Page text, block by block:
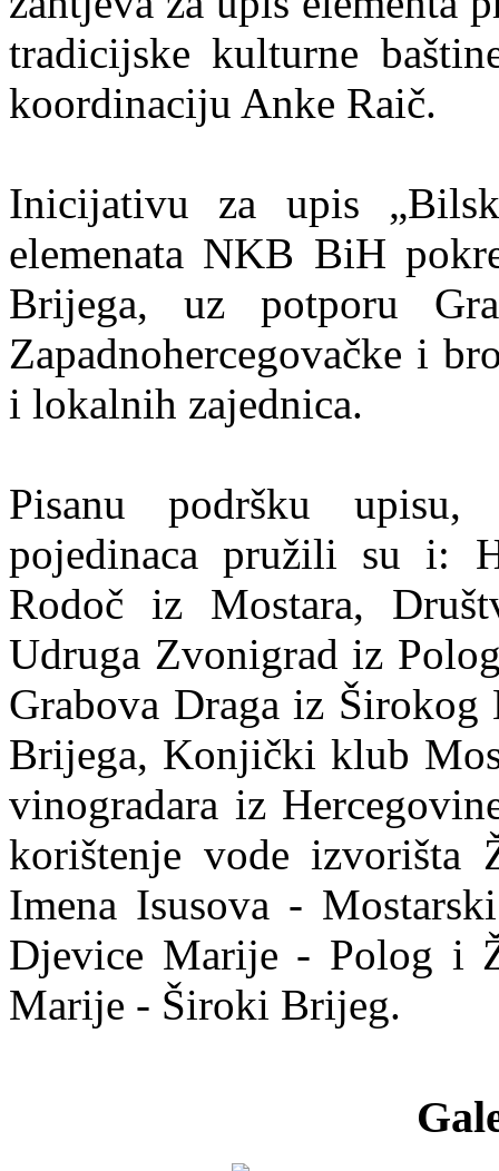
tradicijske kulturne
koordinaciju Anke Raič.
Inicijativu za upis
elemenata NKB BiH
Brijega, uz potporu
Zapadnohercegovačke i
i lokalnih zajednica.
Pisanu podršku
pojedinaca pružili su i:
Rodoč iz Mostara,
Udruga Zvonigrad iz
Grabova Draga iz
Brijega, Konjički klub
vinogradara iz
korištenje vode izvorišta
Imena Isusova -
Djevice Marije - Polog i
Marije - Široki Brijeg.